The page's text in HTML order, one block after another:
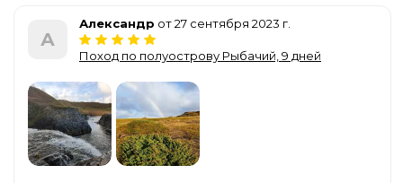
А
Александр от 27 сентября 2023 г.
Поход по полуострову Рыбачий, 9 дней